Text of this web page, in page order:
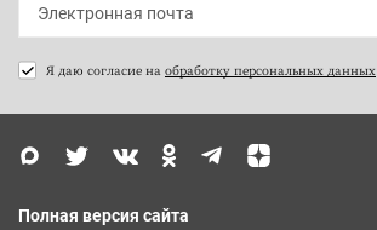
Я даю согласие на обработку персональных данных
Полная версия сайта